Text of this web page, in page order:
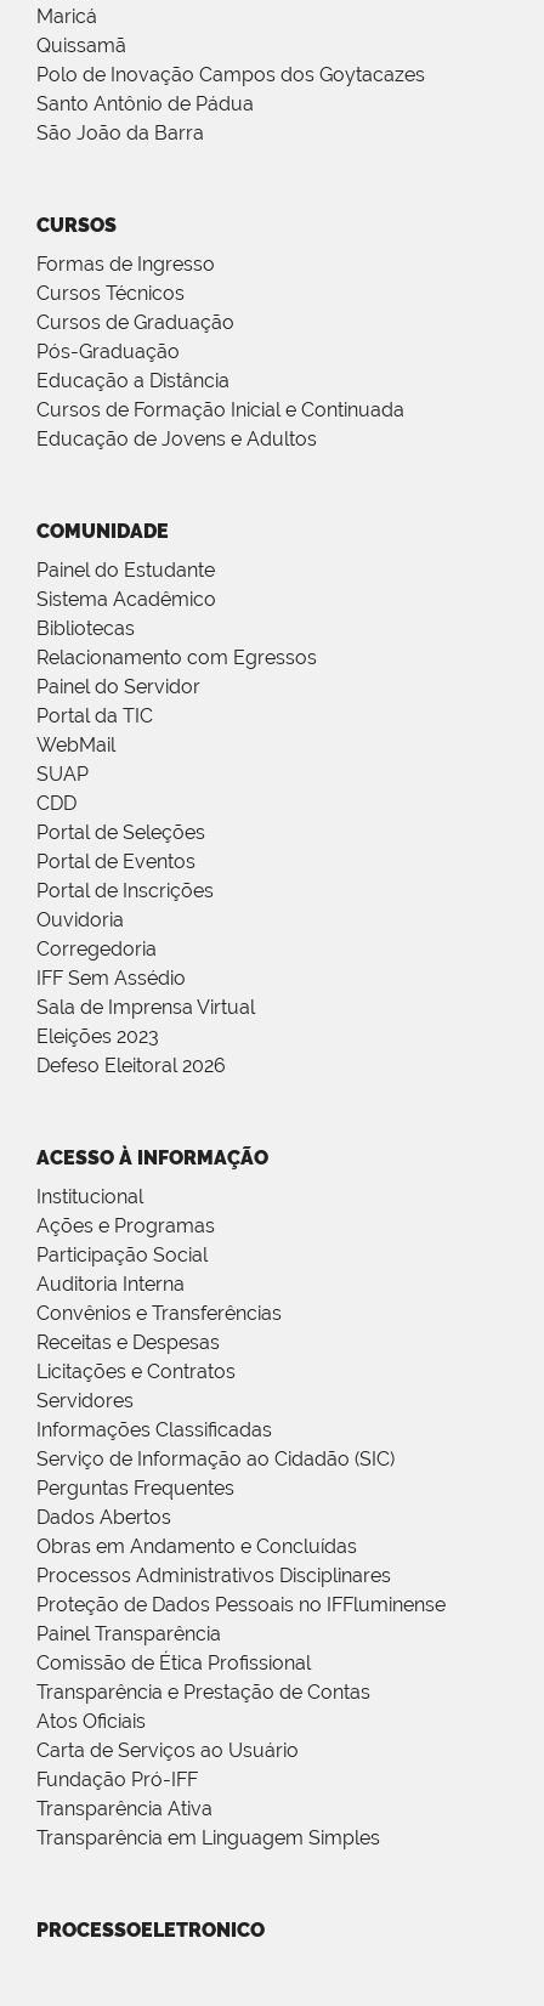
Maricá
Quissamã
Polo de Inovação Campos dos Goytacazes
Santo Antônio de Pádua
São João da Barra
CURSOS
Formas de Ingresso
Cursos Técnicos
Cursos de Graduação
Pós-Graduação
Educação a Distância
Cursos de Formação Inicial e Continuada
Educação de Jovens e Adultos
COMUNIDADE
Painel do Estudante
Sistema Acadêmico
Bibliotecas
Relacionamento com Egressos
Painel do Servidor
Portal da TIC
WebMail
SUAP
CDD
Portal de Seleções
Portal de Eventos
Portal de Inscrições
Ouvidoria
Corregedoria
IFF Sem Assédio
Sala de Imprensa Virtual
Eleições 2023
Defeso Eleitoral 2026
ACESSO À INFORMAÇÃO
Institucional
Ações e Programas
Participação Social
Auditoria Interna
Convênios e Transferências
Receitas e Despesas
Licitações e Contratos
Servidores
Informações Classificadas
Serviço de Informação ao Cidadão (SIC)
Perguntas Frequentes
Dados Abertos
Obras em Andamento e Concluídas
Processos Administrativos Disciplinares
Proteção de Dados Pessoais no IFFluminense
Painel Transparência
Comissão de Ética Profissional
Transparência e Prestação de Contas
Atos Oficiais
Carta de Serviços ao Usuário
Fundação Pró-IFF
Transparência Ativa
Transparência em Linguagem Simples
PROCESSOELETRONICO